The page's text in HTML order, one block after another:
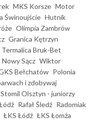
MKS Korsze Motor
Świnoujście Hutnik
Olimpia Zambrów
Granica Kętrzyn
Termalica Bruk-Bet
Nowy Sącz Wiktor
Bełchatów Polonia
i zdobywaj
Stomil Olsztyn - juniorzy
Rafał Śledź Radomiak
ŁKS Łódź ŁKS Łomża